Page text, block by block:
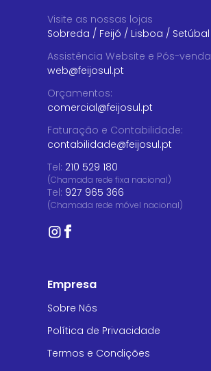
Visite as nossas lojas
Sobreda / Feijó / Lisboa / Setúbal
Assistência Website e Pós-venda
web@feijosul.pt
Orçamentos:
comercial@feijosul.pt
Faturação e Contabilidade:
contabilidade@feijosul.pt
Tel: 210 529 180
(Chamada rede fixa nacional)
Tel: 927 965 366
(Chamada rede móvel nacional)
Empresa
Sobre Nós
Política de Privacidade
Termos e Condições